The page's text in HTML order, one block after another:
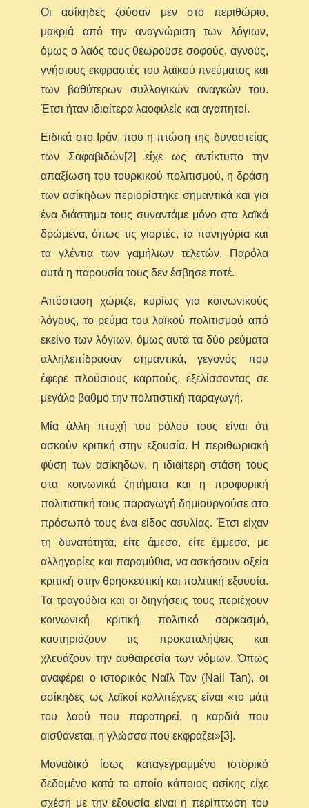
Οι ασίκηδες ζούσαν μεν στο περιθώριο,
μακριά από την αναγνώριση των λόγιων,
όμως ο λαός τους θεωρούσε σοφούς, αγνούς,
γνήσιους εκφραστές του λαϊκού πνεύματος και
των βαθύτερων συλλογικών αναγκών του.
Έτσι ήταν ιδιαίτερα λαοφιλείς και αγαπητοί.
Ειδικά στο Ιράν, που η πτώση της δυναστείας
των Σαφαβιδών[2] είχε ως αντίκτυπο την
απαξίωση του τουρκικού πολιτισμού, η δράση
των ασίκηδων περιορίστηκε σημαντικά και για
ένα διάστημα τους συναντάμε μόνο στα λαϊκά
δρώμενα, όπως τις γιορτές, τα πανηγύρια και
τα γλέντια των γαμήλιων τελετών. Παρόλα
αυτά η παρουσία τους δεν έσβησε ποτέ.
Απόσταση χώριζε, κυρίως για κοινωνικούς
λόγους, το ρεύμα του λαϊκού πολιτισμού από
εκείνο των λόγιων, όμως αυτά τα δύο ρεύματα
αλληλεπίδρασαν σημαντικά, γεγονός που
έφερε πλούσιους καρπούς, εξελίσσοντας σε
μεγάλο βαθμό την πολιτιστική παραγωγή.
Μία άλλη πτυχή του ρόλου τους είναι ότι
ασκούν κριτική στην εξουσία. Η περιθωριακή
φύση των ασίκηδων, η ιδιαίτερη στάση τους
στα κοινωνικά ζητήματα και η προφορική
πολιτιστική τους παραγωγή δημιουργούσε στο
πρόσωπό τους ένα είδος ασυλίας. Έτσι είχαν
τη δυνατότητα, είτε άμεσα, είτε έμμεσα, με
αλληγορίες και παραμύθια, να ασκήσουν οξεία
κριτική στην θρησκευτική και πολιτική εξουσία.
Τα τραγούδια και οι διηγήσεις τους περιέχουν
κοινωνική κριτική, πολιτικό σαρκασμό,
καυτηριάζουν τις προκαταλήψεις και
χλευάζουν την αυθαιρεσία των νόμων. Όπως
αναφέρει ο ιστορικός Ναΐλ Ταν (Nail Tan), οι
ασίκηδες ως λαϊκοί καλλιτέχνες είναι «το μάτι
του λαού που παρατηρεί, η καρδιά που
αισθάνεται, η γλώσσα που εκφράζει»[3].
Μοναδικό ίσως καταγεγραμμένο ιστορικό
δεδομένο κατά το οποίο κάποιος ασίκης είχε
σχέση με την εξουσία είναι η περίπτωση του